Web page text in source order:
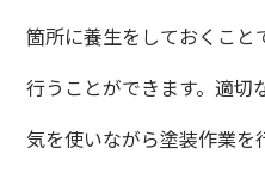
箇所に養生をしておくこと
行うことができます。適切
気を使いながら塗装作業を